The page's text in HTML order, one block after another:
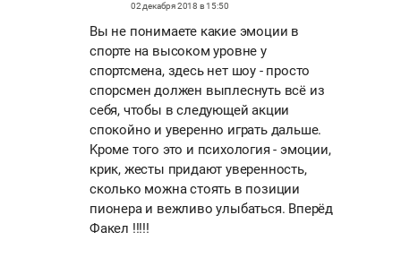
02 декабря 2018 в 15:50
Вы не понимаете какие эмоции в
спорте на высоком уровне у
спортсмена, здесь нет шоу - просто
спорсмен должен выплеснуть всё из
себя, чтобы в следующей акции
спокойно и уверенно играть дальше.
Kроме того это и психология - эмоции,
крик, жесты придают уверенность,
сколько можна стоять в позиции
пионера и вежливо улыбаться. Вперёд
Факел !!!!!